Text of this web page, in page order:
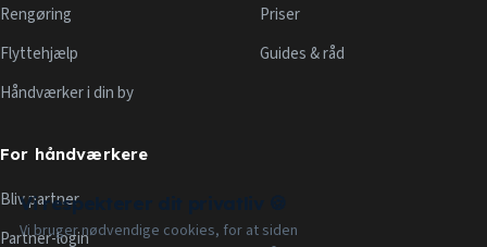
Rengøring
Flyttehjælp
Håndværker i din by
Priser
Guides & råd
For håndværkere
Bliv partner
Partner-login
Vi respekterer dit privatliv 🍪
Vi bruger nødvendige cookies, for at siden